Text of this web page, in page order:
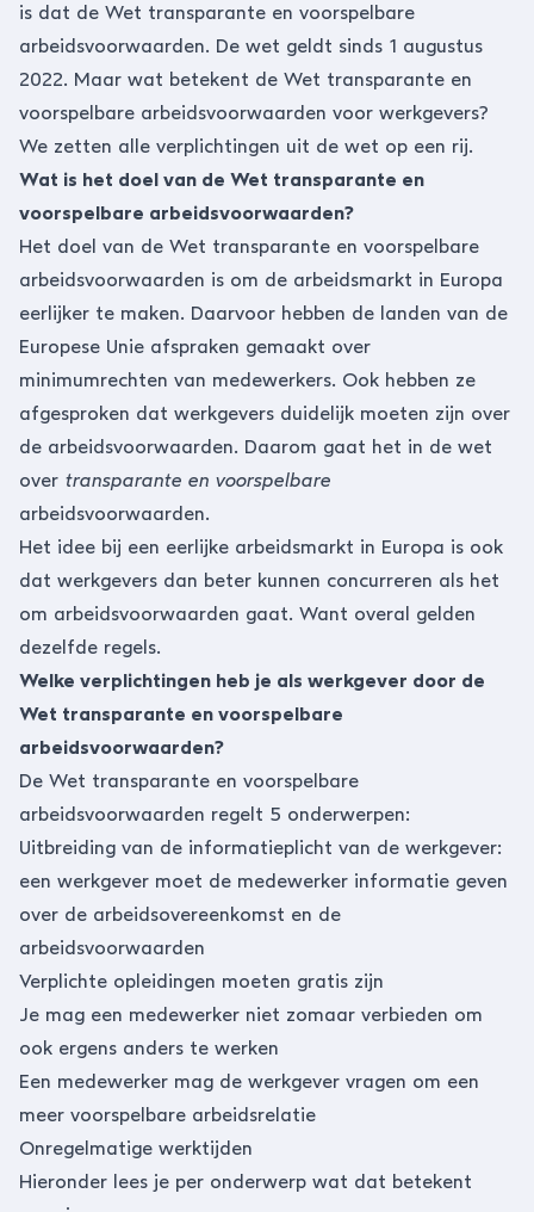
is dat de Wet transparante en voorspelbare
arbeidsvoorwaarden. De wet geldt sinds 1 augustus
2022. Maar wat betekent de Wet transparante en
voorspelbare arbeidsvoorwaarden voor werkgevers?
We zetten alle verplichtingen uit de wet op een rij.
Wat is het doel van de Wet transparante en
voorspelbare arbeidsvoorwaarden?
Het doel van de Wet transparante en voorspelbare
arbeidsvoorwaarden is om de arbeidsmarkt in Europa
eerlijker te maken. Daarvoor hebben de landen van de
Europese Unie afspraken gemaakt over
minimumrechten van medewerkers. Ook hebben ze
afgesproken dat werkgevers duidelijk moeten zijn over
de arbeidsvoorwaarden. Daarom gaat het in de wet
over transparante en voorspelbare
arbeidsvoorwaarden.
Het idee bij een eerlijke arbeidsmarkt in Europa is ook
dat werkgevers dan beter kunnen concurreren als het
om arbeidsvoorwaarden gaat. Want overal gelden
dezelfde regels.
Welke verplichtingen heb je als werkgever door de
Wet transparante en voorspelbare
arbeidsvoorwaarden?
De Wet transparante en voorspelbare
arbeidsvoorwaarden regelt 5 onderwerpen:
Uitbreiding van de informatieplicht van de werkgever:
een werkgever moet de medewerker informatie geven
over de arbeidsovereenkomst en de
arbeidsvoorwaarden
Verplichte opleidingen moeten gratis zijn
Je mag een medewerker niet zomaar verbieden om
ook ergens anders te werken
Een medewerker mag de werkgever vragen om een
meer voorspelbare arbeidsrelatie
Onregelmatige werktijden
Hieronder lees je per onderwerp wat dat betekent